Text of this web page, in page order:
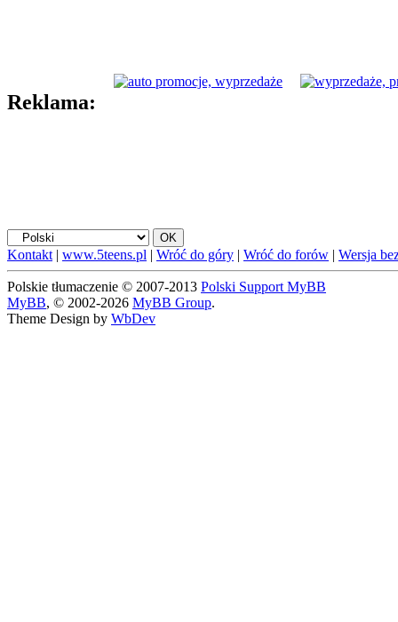
Reklama:
Kontakt | www.5teens.pl | Wróć do góry | Wróć do forów | Wersja
Polskie tłumaczenie © 2007-2013 Polski Support MyBB
MyBB, © 2002-2026 MyBB Group.
Theme Design by WbDev